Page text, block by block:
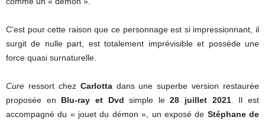
C’est pour cette raison que ce personnage est si impressionnant, il
surgit de nulle part, est totalement imprévisible et possède une
force quasi surnaturelle.
Cure ressort chez Carlottadans une superbe version restaurée
proposée en Blu-ray et Dvd simple le28 juillet 2021. Il est
accompagné du « jouet du démon », un exposé de Stéphane de